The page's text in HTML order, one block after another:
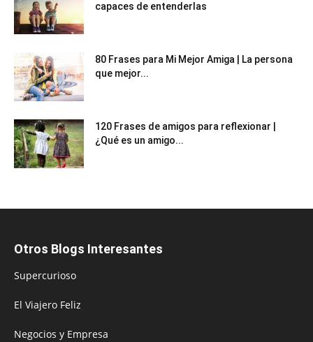
capaces de entenderlas
80 Frases para Mi Mejor Amiga | La persona
que mejor...
120 Frases de amigos para reflexionar |
¿Qué es un amigo...
Otros Blogs Interesantes
Supercurioso
El Viajero Feliz
Negocios y Empresa